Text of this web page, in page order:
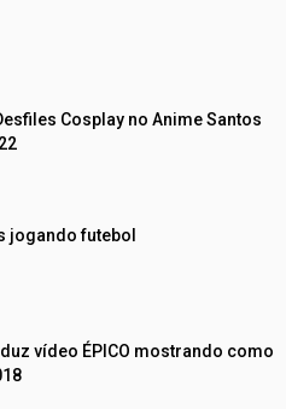
Cosplay no Anime Santos
jogando futebol
vídeo ÉPICO mostrando como